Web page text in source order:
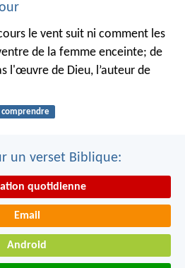
le vent suit ni comment les
de la femme enceinte; de
l'œuvre de Dieu, l’auteur de
comprendre
un verset Biblique:
quotidienne
Email
Android